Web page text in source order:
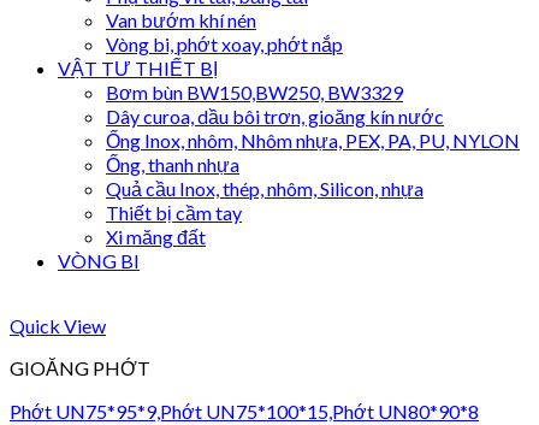
Van bướm khí nén
Vòng bi, phớt xoay, phớt nắp
VẬT TƯ THIẾT BỊ
Bơm bùn BW150,BW250, BW3329
Dây curoa, dầu bôi trơn, gioăng kín nước
Ống Inox, nhôm, Nhôm nhựa, PEX, PA, PU, NYLON
Ống, thanh nhựa
Quả cầu Inox, thép, nhôm, Silicon, nhựa
Thiết bị cầm tay
Xi măng đất
VÒNG BI
Quick View
GIOĂNG PHỚT
Phớt UN75*95*9,Phớt UN75*100*15,Phớt UN80*90*8